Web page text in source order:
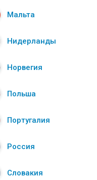
Мальта
Нидерланды
Норвегия
Польша
Португалия
Россия
Словакия